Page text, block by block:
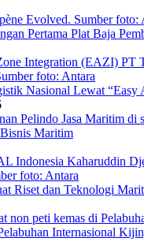
Pertama Plat Baja
Nasional Lewat “Easy
Maritim
Riset dan Teknologi
Internasional